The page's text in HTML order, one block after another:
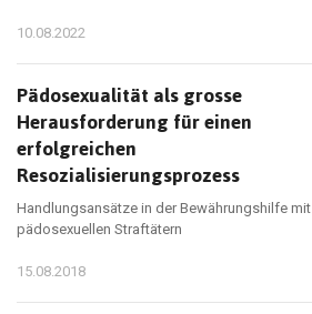
10.08.2022
Pädosexualität als grosse
Herausforderung für einen
erfolgreichen
Resozialisierungsprozess
Handlungsansätze in der Bewährungshilfe mit
pädosexuellen Straftätern
15.08.2018